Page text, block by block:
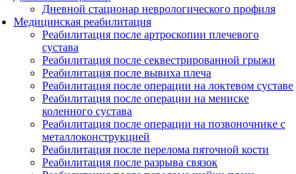
Дневной стационар неврологического профиля
Медицинская реабилитация
Реабилитация после артроскопии плечевого
сустава
Реабилитация после секвестрированной грыжи
Реабилитация после вывиха плеча
Реабилитация после операции на локтевом суставе
Реабилитация после операции на мениске
коленного сустава
Реабилитация после операции на позвоночнике с
металлоконструкцией
Реабилитация после перелома пяточной кости
Реабилитация после разрыва связок